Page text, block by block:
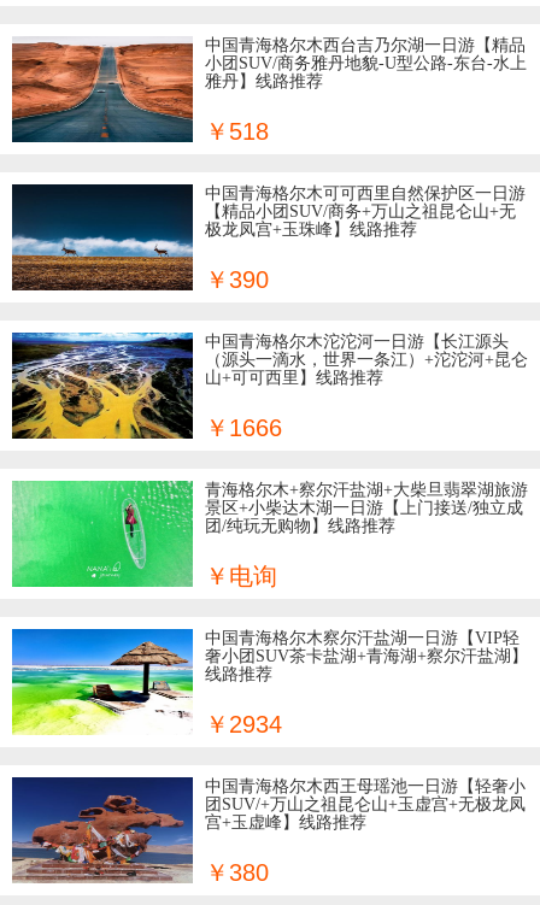
中国青海格尔木西台吉乃尔湖一日游【精品
小团SUV/商务雅丹地貌-U型公路-东台-水上
雅丹】线路推荐
￥518
中国青海格尔木可可西里自然保护区一日游
【精品小团SUV/商务+万山之祖昆仑山+无
极龙凤宫+玉珠峰】线路推荐
￥390
中国青海格尔木沱沱河一日游【长江源头
（源头一滴水，世界一条江）+沱沱河+昆仑
山+可可西里】线路推荐
￥1666
青海格尔木+察尔汗盐湖+大柴旦翡翠湖旅游
景区+小柴达木湖一日游【上门接送/独立成
团/纯玩无购物】线路推荐
￥电询
中国青海格尔木察尔汗盐湖一日游【VIP轻
奢小团SUV茶卡盐湖+青海湖+察尔汗盐湖】
线路推荐
￥2934
中国青海格尔木西王母瑶池一日游【轻奢小
团SUV/+万山之祖昆仑山+玉虚宫+无极龙凤
宫+玉虚峰】线路推荐
￥380